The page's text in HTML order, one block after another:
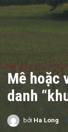
Mê hoặc
danh
bởi Ha Long